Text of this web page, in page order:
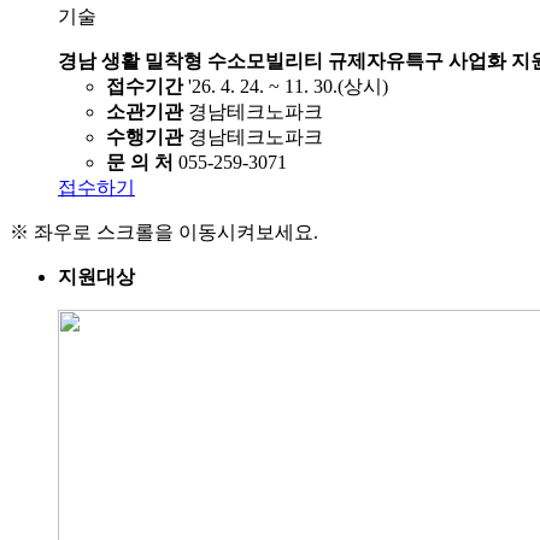
기술
경남 생활 밀착형 수소모빌리티 규제자유특구 사업화 지
접수기간 '26. 4. 24. ~ 11. 30.(상시)
소관기관경남테크노파크
수행기관경남테크노파크
문 의 처 055-259-3071
접수하기
※ 좌우로 스크롤을 이동시켜보세요.
지원대상